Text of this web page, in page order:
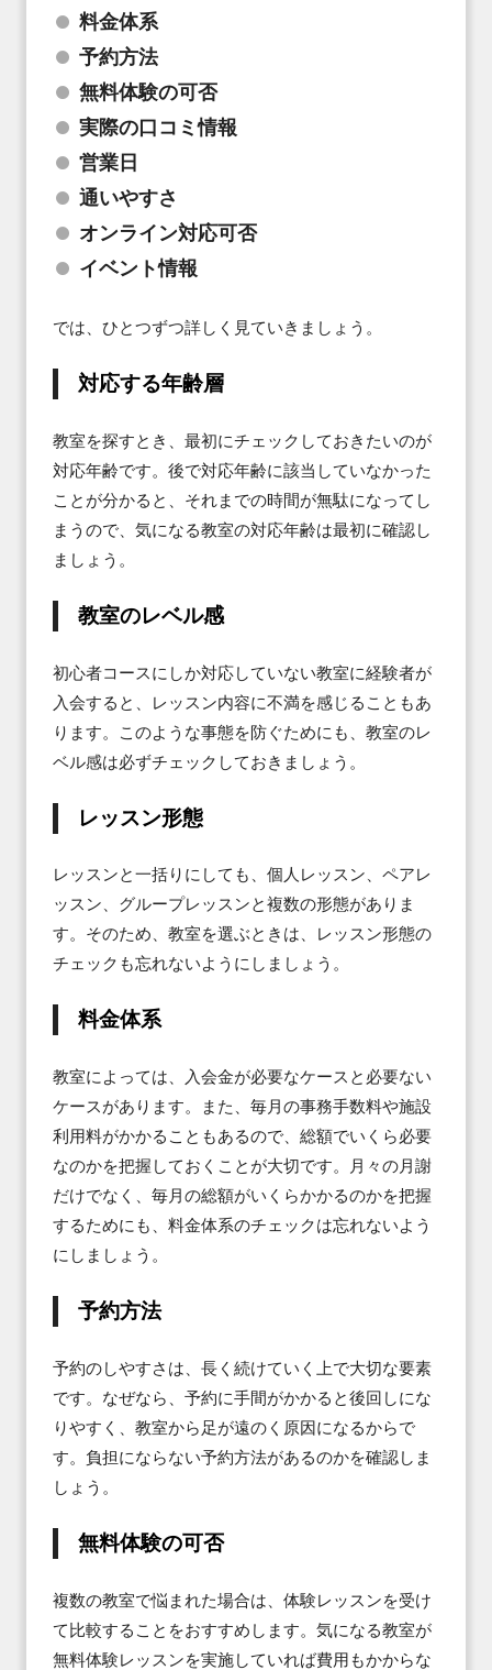
料金体系
予約方法
無料体験の可否
実際の口コミ情報
営業日
通いやすさ
オンライン対応可否
イベント情報
では、ひとつずつ詳しく見ていきましょう。
対応する年齢層
教室を探すとき、最初にチェックしておきたいのが
対応年齢です。後で対応年齢に該当していなかった
ことが分かると、それまでの時間が無駄になってし
まうので、気になる教室の対応年齢は最初に確認し
ましょう。
教室のレベル感
初心者コースにしか対応していない教室に経験者が
入会すると、レッスン内容に不満を感じることもあ
ります。このような事態を防ぐためにも、教室のレ
ベル感は必ずチェックしておきましょう。
レッスン形態
レッスンと一括りにしても、個人レッスン、ペアレ
ッスン、グループレッスンと複数の形態がありま
す。そのため、教室を選ぶときは、レッスン形態の
チェックも忘れないようにしましょう。
料金体系
教室によっては、入会金が必要なケースと必要ない
ケースがあります。また、毎月の事務手数料や施設
利用料がかかることもあるので、総額でいくら必要
なのかを把握しておくことが大切です。月々の月謝
だけでなく、毎月の総額がいくらかかるのかを把握
するためにも、料金体系のチェックは忘れないよう
にしましょう。
予約方法
予約のしやすさは、長く続けていく上で大切な要素
です。なぜなら、予約に手間がかかると後回しにな
りやすく、教室から足が遠のく原因になるからで
す。負担にならない予約方法があるのかを確認しま
しょう。
無料体験の可否
複数の教室で悩まれた場合は、体験レッスンを受け
て比較することをおすすめします。気になる教室が
無料体験レッスンを実施していれば費用もかからな